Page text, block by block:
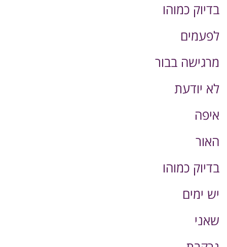
בדיוק כמוהו
לפעמים
מרגישה בבור
לא יודעת
איפה
האור
בדיוק כמוהו
יש ימים
שאני